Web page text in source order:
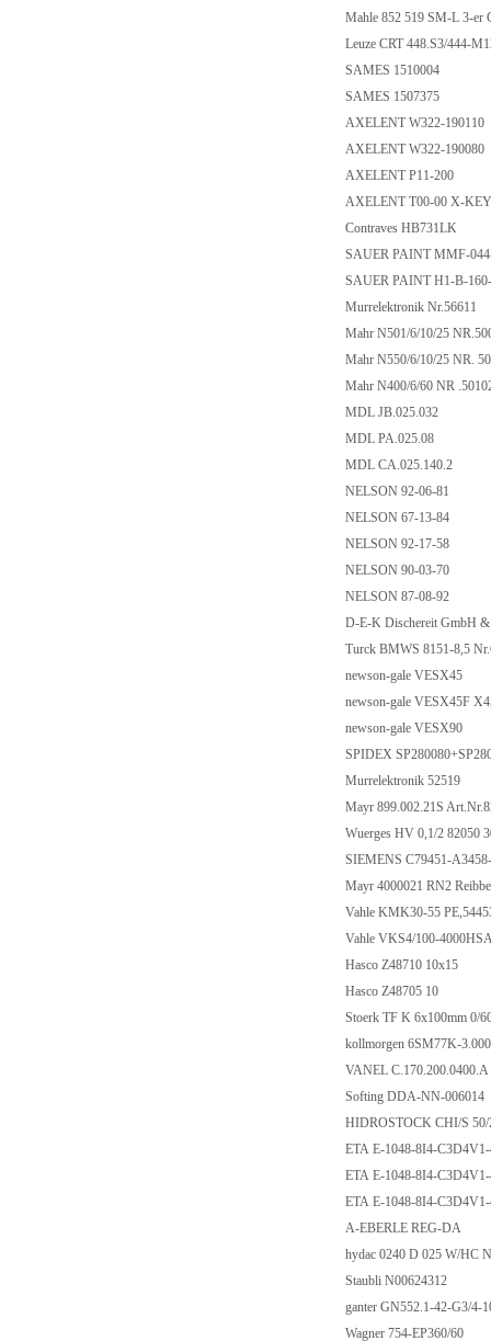
Mahle 852 519 SM-L 3-er
Leuze CRT 448.S3/444-
SAMES 1510004
SAMES 1507375
AXELENT W322-190110
AXELENT W322-190080
AXELENT P11-200
AXELENT T00-00 X-
Contraves HB731LK
SAUER PAINT MMF-
SAUER PAINT H1-B-
Murrelektronik Nr.56611
Mahr N501/6/10/25
Mahr N550/6/10/25 NR.
Mahr N400/6/60 NR
MDL JB.025.032
MDL PA.025.08
MDL CA.025.140.2
NELSON 92-06-81
NELSON 67-13-84
NELSON 92-17-58
NELSON 90-03-70
NELSON 87-08-92
D-E-K Dischereit GmbH
Turck BMWS 8151-8,5
newson-gale VESX45
newson-gale VESX45F
newson-gale VESX90
SPIDEX
Murrelektronik 52519
Mayr 899.002.21S
Wuerges HV 0,1/2 82050
SIEMENS C79451-
Mayr 4000021 RN2
Vahle KMK30-55
Vahle VKS4/100-
Hasco Z48710 10x15
Hasco Z48705 10
Stoerk TF K 6x100mm 0/
kollmorgen 6SM77K-
VANEL C.170.200.0400.A
Softing DDA-NN-006014
HIDROSTOCK CHI/S
ETA E-1048-8I4-
ETA E-1048-8I4-
ETA E-1048-8I4-
A-EBERLE REG-DA
hydac 0240 D 025 W/HC
Staubli N00624312
ganter GN552.1-42-G3/4-
Wagner 754-EP360/60